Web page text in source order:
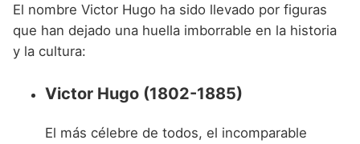
El nombre Victor Hugo ha sido llevado por figuras
que han dejado una huella imborrable en la historia
y la cultura:
Victor Hugo (1802-1885)
El más célebre de todos, el incomparable